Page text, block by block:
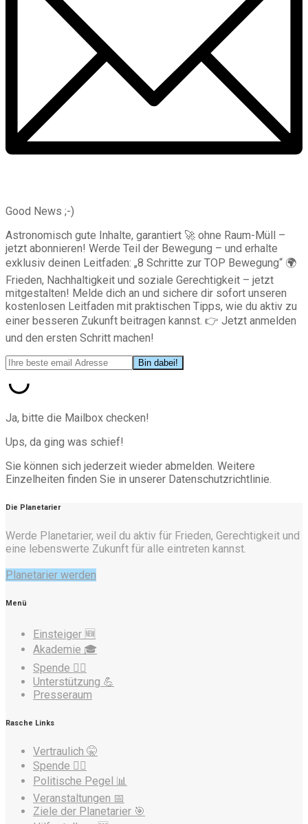
Good News ;-)
Astronomisch gute Inhalte, garantiert 🚀 ohne Raum-Müll –
jetzt abonnieren! Werde Teil der Bewegung – und erhalte
exklusiv deinen Leitfaden: „8 Schritte zur TOP Bewegung“ 🌍
Frieden, Nachhaltigkeit und soziale Gerechtigkeit – jetzt
mitgestalten! Melde dich an und sichere dir sofort unseren
kostenlosen Leitfaden mit praktischen Tipps, wie du aktiv zu
einer besseren Zukunft beitragen kannst. 👉 Jetzt anmelden
und den ersten Schritt machen!
Ja, bitte die Mailbox checken!
Ups, da ging was schief!
Sie können sich jederzeit wieder abmelden. Weitere
Einzelheiten finden Sie in unserer Datenschutzrichtlinie.
Die Planetarier
Werde Planetarier, weil du aktiv für Frieden, Gerechtigkeit und
eine lebenswerte Zukunft für alle eintreten kannst.
Planetarier werden
Menü
Einsteiger 🆕
Akademie 🎓
Spende ❤️‍🔥
Unterstützung 💪
Presseraum
Rasche Links
Vertraulich 🤫
Spende ❤️‍🔥
Politische Pegel 📊
Veranstaltungen 📅
Ziele der Planetarier 🎯